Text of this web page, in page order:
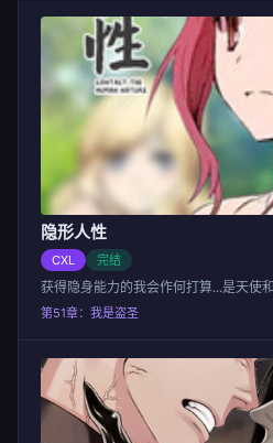
隐形人性
CXL 完结
获得隐身能力的我会作何打算...是天使
第51章：我是盗圣